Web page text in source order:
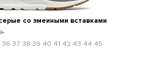
со змеиными вставками
36 37 38 39 40 41 42 43 44 45